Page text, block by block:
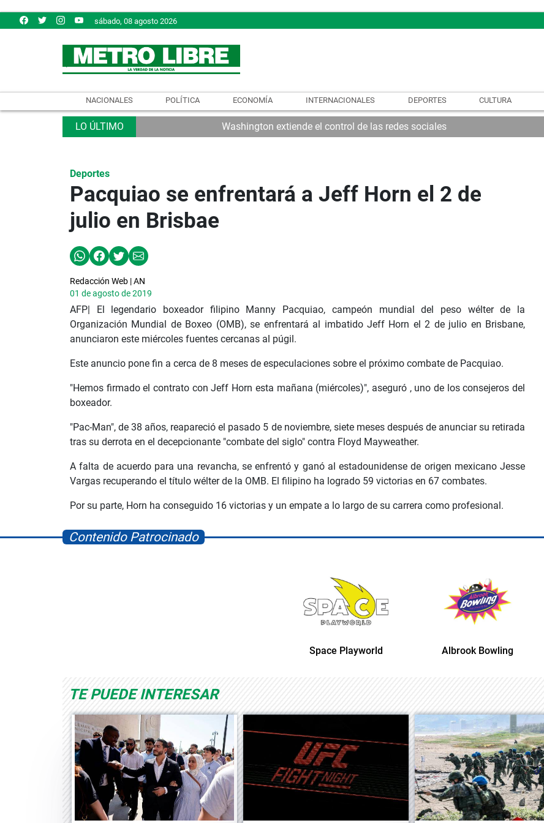
sábado, 08 agosto 2026
NACIONALES POLÍTICA ECONOMÍA INTERNACIONALES DEPORTES CULTURA
Washington extiende el control de las redes sociales
Deportes
Pacquiao se enfrentará a Jeff Horn el 2 de
julio en Brisbae
Redacción Web | AN
01 de agosto de 2019
AFP| El legendario boxeador filipino Manny Pacquiao, campeón mundial del peso wélter de la
Organización Mundial de Boxeo (OMB), se enfrentará al imbatido Jeff Horn el 2 de julio en Brisbane,
anunciaron este miércoles fuentes cercanas al púgil.
Este anuncio pone fin a cerca de 8 meses de especulaciones sobre el próximo combate de Pacquiao.
"Hemos firmado el contrato con Jeff Horn esta mañana (miércoles)", aseguró , uno de los consejeros del
boxeador.
"Pac-Man", de 38 años, reapareció el pasado 5 de noviembre, siete meses después de anunciar su retirada
tras su derrota en el decepcionante "combate del siglo" contra Floyd Mayweather.
A falta de acuerdo para una revancha, se enfrentó y ganó al estadounidense de origen mexicano Jesse
Vargas recuperando el título wélter de la OMB. El filipino ha logrado 59 victorias en 67 combates.
Por su parte, Horn ha conseguido 16 victorias y un empate a lo largo de su carrera como profesional.
Contenido Patrocinado
Space Playworld Albrook Bowling
TE PUEDE INTERESAR